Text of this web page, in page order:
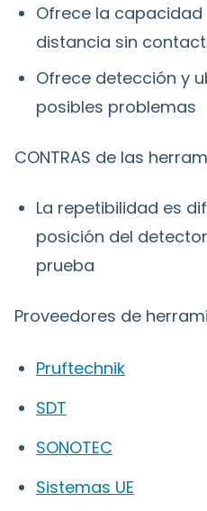
Ofrece la
distancia sin
Ofrece detección y
posibles problemas
CONTRAS de las
La repetibilidad es
posición del
prueba
Proveedores de
Pruftechnik
SDT
SONOTEC
Sistemas UE